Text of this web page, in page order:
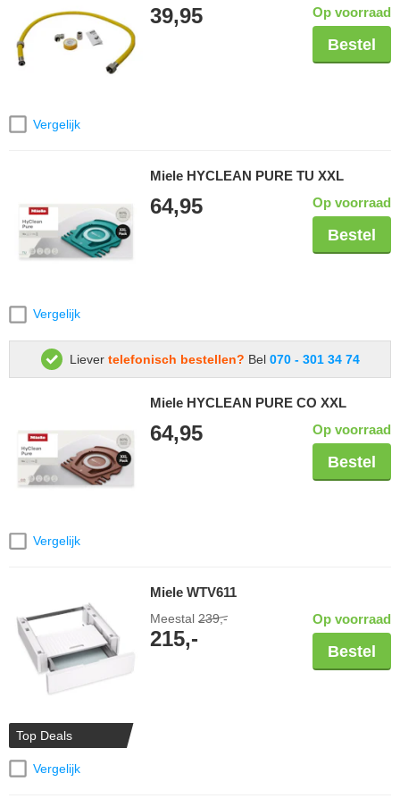
Vergelijk
39,95 Op voorraad
Bestel
Vergelijk
Miele HYCLEAN PURE TU XXL
64,95 Op voorraad
Bestel
Liever telefonisch bestellen? Bel 070 - 301 34 74
Vergelijk
Miele HYCLEAN PURE CO XXL
64,95 Op voorraad
Bestel
Top Deals
Vergelijk
Miele WTV611
Meestal 239,-
215,-
Op voorraad
Bestel